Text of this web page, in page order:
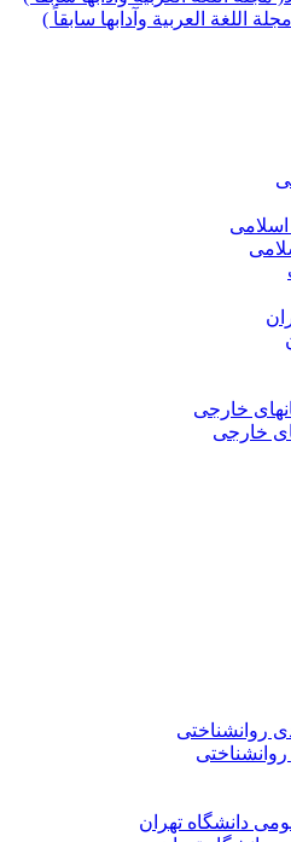
اللغة العربیة وآدابها سابقاً )
خارجی